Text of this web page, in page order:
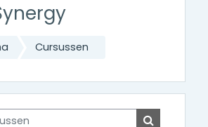
Cursussen